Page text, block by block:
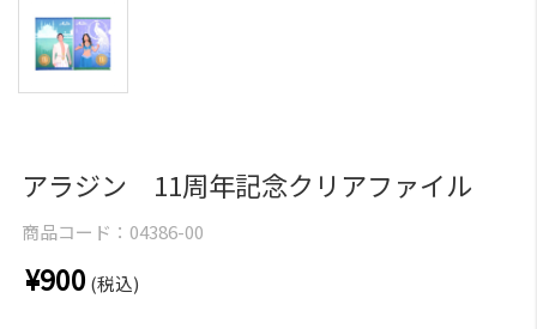
アラジン 11周年記念クリアファイル
商品コード： 04386-00
¥900 (税込)